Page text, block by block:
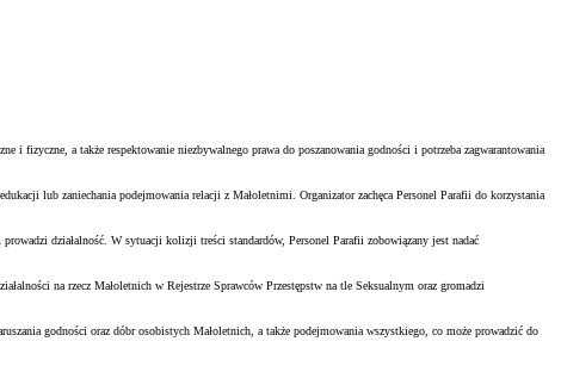
a także respektowanie niezbywalnego prawa do poszanowania godności i potrzeba zagwarantowania
lub zaniechania podejmowania relacji z Małoletnimi. Organizator zachęca Personel Parafii do korzystania
działalność. W sytuacji kolizji treści standardów, Personel Parafii zobowiązany jest nadać
na rzecz Małoletnich w Rejestrze Sprawców Przestępstw na tle Seksualnym oraz gromadzi
godności oraz dóbr osobistych Małoletnich, a także podejmowania wszystkiego, co może prowadzić do